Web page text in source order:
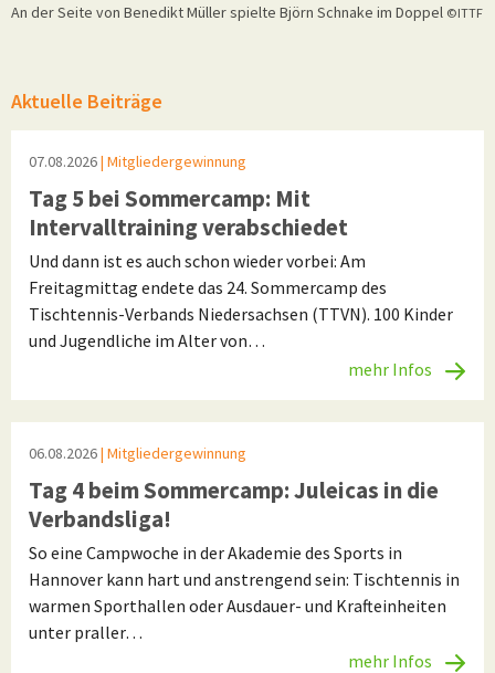
An der Seite von Benedikt Müller spielte Björn Schnake im Doppel ©ITTF
Aktuelle Beiträge
07.08.2026| Mitgliedergewinnung
Tag 5 bei Sommercamp: Mit
Intervalltraining verabschiedet
Und dann ist es auch schon wieder vorbei: Am
Freitagmittag endete das 24. Sommercamp des
Tischtennis-Verbands Niedersachsen (TTVN). 100 Kinder
und Jugendliche im Alter von…
mehr Infos
06.08.2026| Mitgliedergewinnung
Tag 4 beim Sommercamp: Juleicas in die
Verbandsliga!
So eine Campwoche in der Akademie des Sports in
Hannover kann hart und anstrengend sein: Tischtennis in
warmen Sporthallen oder Ausdauer- und Krafteinheiten
unter praller…
mehr Infos